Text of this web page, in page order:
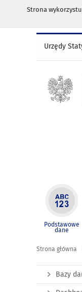
Strona
Urzędy
Podstawowe
dane
Strona główna
Bazy